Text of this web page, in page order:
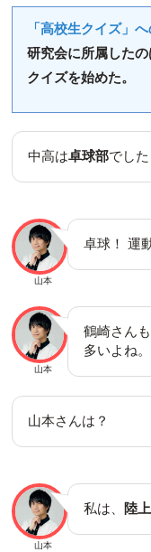
「高校生クイズ」
研究会に所属した
クイズを始めた。
中高は卓球部でした
山本
卓球！ 運
山本
鶴崎さん
多いよね。
山本さんは？
山本
私は、 陸上